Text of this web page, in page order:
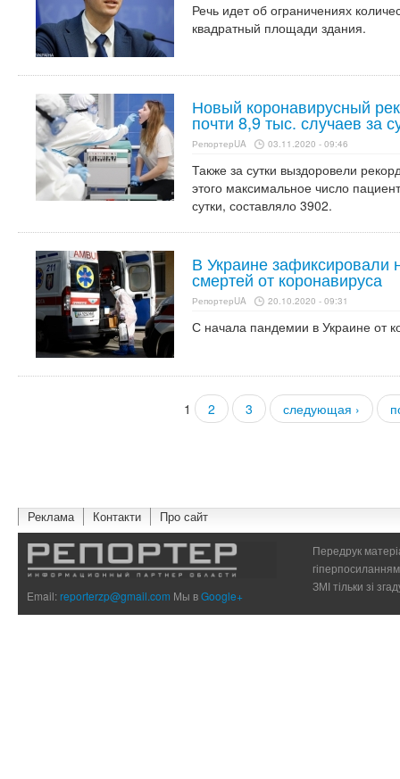
Речь идет об ограничениях
квадратный площади здания.
Новый коронавирусный
почти 8,9 тыс. случаев за
РепортерUA 03.11.2020 - 09:46
Также за сутки выздоровели
этого максимальное число
сутки, составляло 3902.
В Украине зафиксировали
смертей от коронавируса
РепортерUA 20.10.2020 - 09:31
С начала пандемии в Украине от
1 2 3 следующая ›
Реклама Контакти Про сайт
Email:reporterzp@gmail.com Мы вGoogle+
Передрук
ЗМІ тільки зі